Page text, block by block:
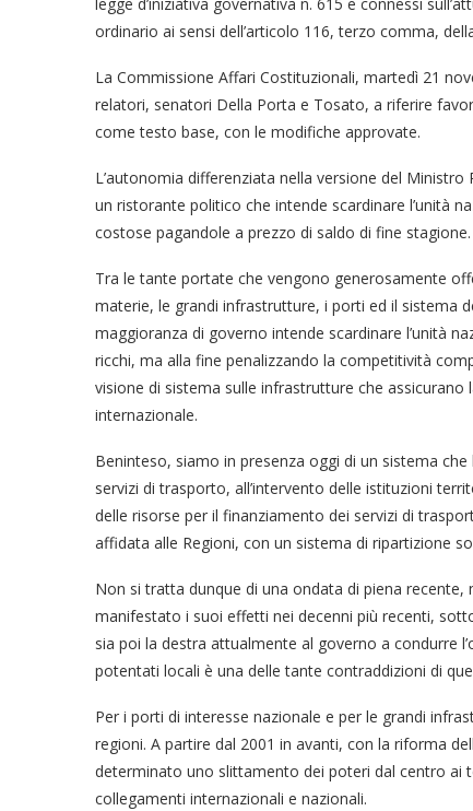
legge d’iniziativa governativa n. 615 e connessi
ordinario ai sensi dell’articolo 116, terzo comma,
La Commissione Affari Costituzionali, martedì 21
relatori, senatori Della Porta e Tosato, a riferire
come testo base, con le modifiche approvate.
L’autonomia differenziata nella versione del
un ristorante politico che intende scardinare l’unità
costose pagandole a prezzo di saldo di fine stagione.
Tra le tante portate che vengono generosamente
materie, le grandi infrastrutture, i porti ed il sistema
maggioranza di governo intende scardinare l’unità
ricchi, ma alla fine penalizzando la competitività
visione di sistema sulle infrastrutture che
internazionale.
Beninteso, siamo in presenza oggi di un sistema
servizi di trasporto, all’intervento delle istituzioni
delle risorse per il finanziamento dei servizi di
affidata alle Regioni, con un sistema di ripartizione
Non si tratta dunque di una ondata di piena
manifestato i suoi effetti nei decenni più recenti,
sia poi la destra attualmente al governo a condurre
potentati locali è una delle tante contraddizioni di
Per i porti di interesse nazionale e per le grandi
regioni. A partire dal 2001 in avanti, con la riforma
determinato uno slittamento dei poteri dal centro ai
collegamenti internazionali e nazionali.